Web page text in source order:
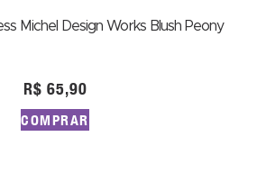
Michel Design Works Blush Peony
R$ 65,90
COMPRAR